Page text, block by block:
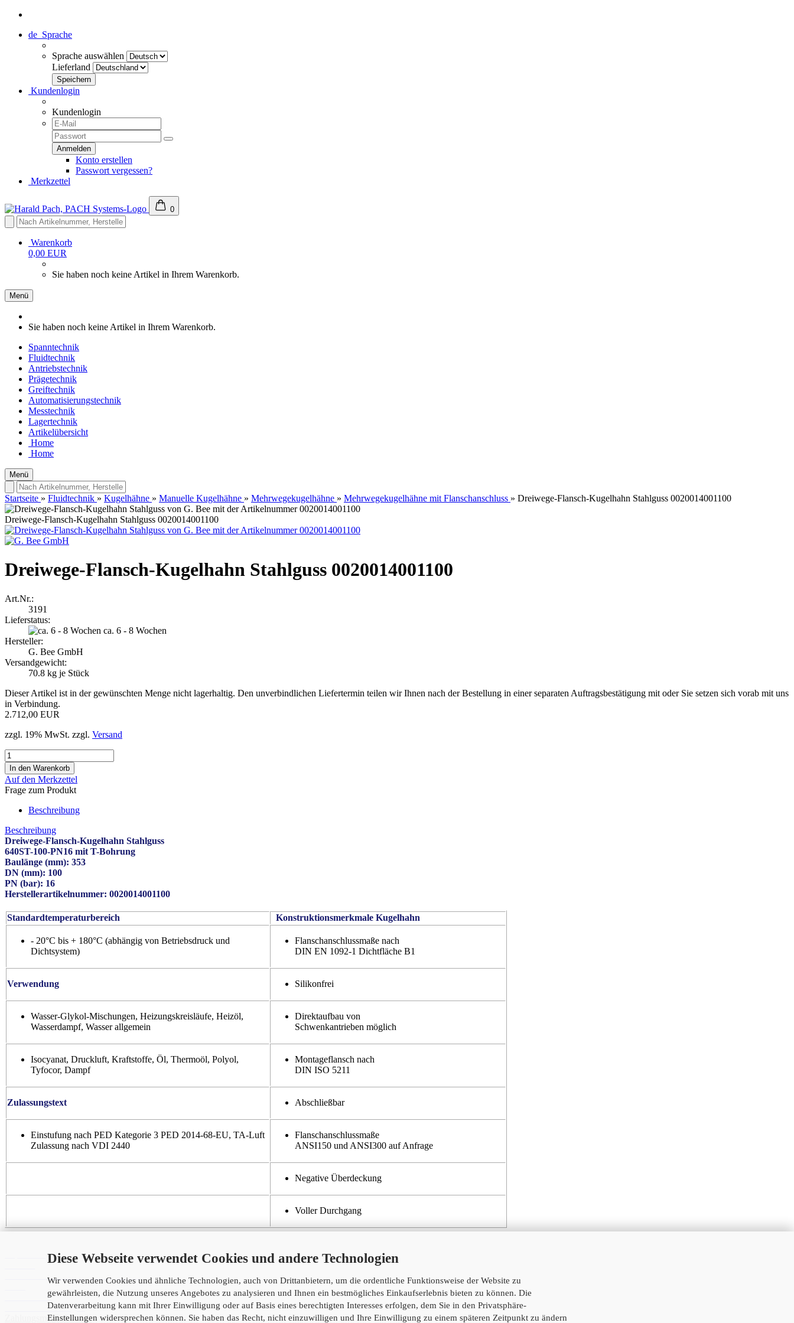
Diese Webseite verwendet Cookies und andere Technologien
Wir verwenden Cookies und ähnliche Technologien, auch von Drittanbietern, um die ordentliche Funktionsweise der Website zu
gewährleisten, die Nutzung unseres Angebotes zu analysieren und Ihnen ein bestmögliches Einkaufserlebnis bieten zu können. Die
Datenverarbeitung kann mit Ihrer Einwilligung oder auf Basis eines berechtigten Interesses erfolgen, dem Sie in den Privatsphäre-
Einstellungen widersprechen können. Sie haben das Recht, nicht einzuwilligen und Ihre Einwilligung zu einem späteren Zeitpunkt zu ändern
de Sprache
Sprache auswählen
Lieferland
Kundenlogin
Kundenlogin
Konto erstellen
Passwort vergessen?
Merkzettel
0
Warenkorb
0,00 EUR
Sie haben noch keine Artikel in Ihrem Warenkorb.
Menü
Sie haben noch keine Artikel in Ihrem Warenkorb.
Spanntechnik
Fluidtechnik
Antriebstechnik
Prägetechnik
Greiftechnik
Automatisierungstechnik
Messtechnik
Lagertechnik
Artikelübersicht
Home
Home
Menü
Startseite » Fluidtechnik » Kugelhähne » Manuelle Kugelhähne » Mehrwegekugelhähne » Mehrwegekugelhähne mit Flanschanschluss » Dreiwege-Flansch-Kugelhahn Stahlguss 0020014001100
Dreiwege-Flansch-Kugelhahn Stahlguss 0020014001100
Dreiwege-Flansch-Kugelhahn Stahlguss 0020014001100
Art.Nr.:
3191
Lieferstatus:
ca. 6 - 8 Wochen
Hersteller:
G. Bee GmbH
Versandgewicht:
70.8 kg je Stück
Dieser Artikel ist in der gewünschten Menge nicht lagerhaltig. Den unverbindlichen Liefertermin teilen wir Ihnen nach der Bestellung in einer separaten Auftragsbestätigung mit oder Sie setzen sich vorab mit uns
in Verbindung.
2.712,00 EUR
zzgl. 19% MwSt. zzgl. Versand
Auf den Merkzettel
Frage zum Produkt
Beschreibung
Beschreibung
Dreiwege-Flansch-Kugelhahn Stahlguss
640ST-100-PN16 mit T-Bohrung
Baulänge (mm): 353
DN (mm): 100
PN (bar): 16
Herstellerartikelnummer: 0020014001100
Standardtemperaturbereich Konstruktionsmerkmale Kugelhahn
- 20°C bis + 180°C (abhängig von Betriebsdruck und
Dichtsystem)
Flanschanschlussmaße nach
DIN EN 1092-1 Dichtfläche B1
Verwendung Silikonfrei
Wasser-Glykol-Mischungen, Heizungskreisläufe, Heizöl,
Wasserdampf, Wasser allgemein
Direktaufbau von
Schwenkantrieben möglich
Isocyanat, Druckluft, Kraftstoffe, Öl, Thermoöl, Polyol,
Tyfocor, Dampf
Montageflansch nach
DIN ISO 5211
Zulassungstext Abschließbar
Einstufung nach PED Kategorie 3 PED 2014-68-EU, TA-Luft
Zulassung nach VDI 2440
Flanschanschlussmaße
ANSI150 und ANSI300 auf Anfrage
Negative Überdeckung
Voller Durchgang
Informationen
Versand- und Zahlungsbedingungen
Datenschutz
Cookie Einstellungen
Zahlungsmöglichkeiten